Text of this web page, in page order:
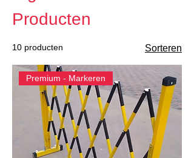
Producten
10 producten Sorteren
Premium - Markeren